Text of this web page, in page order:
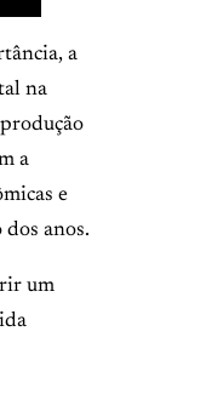
a
na
a
e
anos.
um